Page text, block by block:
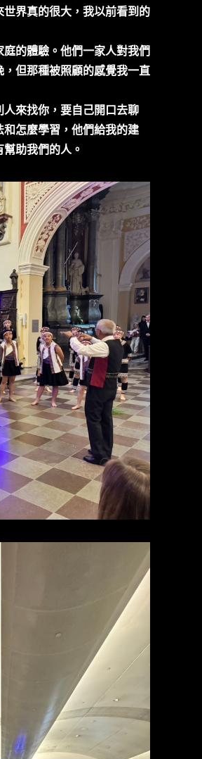
界真的很大，我以前看到的
的體驗。他們一家人對我們
但那種被照顧的感覺我一直
來找你，要自己開口去聊
怎麼學習，他們給我的建
助我們的人。